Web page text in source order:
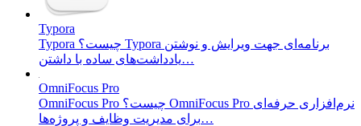
Typora
Typora چیست؟ Typora برنامه‌ای جهت ویرایش و نوشتن
یادداشت‌های ساده با داشتن…
OmniFocus Pro
OmniFocus Pro چیست؟ OmniFocus Pro نرم‌افزاری حرفه‌ای
برای مدیریت وظایف و پروژه‌ها…